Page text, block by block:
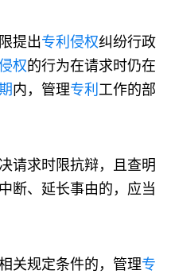
提出专利 侵权纠纷行政
权的行为在请求时仍在
内，管理专利 工作的部
请求时限抗辩，且查明
断、延长事由的，应当
规定条件的，管理专